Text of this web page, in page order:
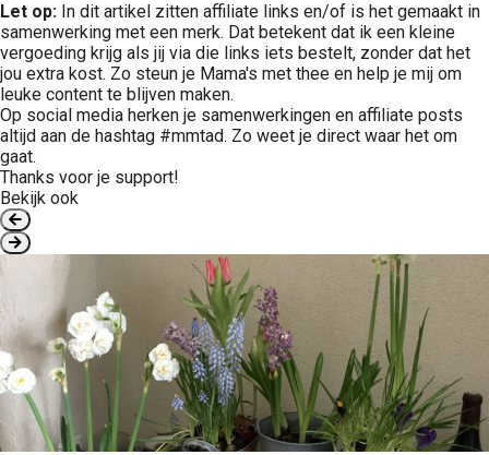
Let op: In dit artikel zitten affiliate links en/of is het gemaakt in
samenwerking met een merk. Dat betekent dat ik een kleine
vergoeding krijg als jij via die links iets bestelt, zonder dat het
jou extra kost. Zo steun je Mama's met thee en help je mij om
leuke content te blijven maken.
Op social media herken je samenwerkingen en affiliate posts
altijd aan de hashtag #mmtad. Zo weet je direct waar het om
gaat.
Thanks voor je support!
Bekijk ook